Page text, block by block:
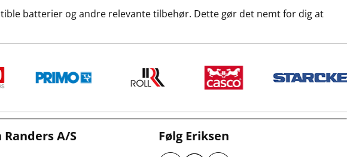
batterier og andre relevante tilbehør. Dette gør det nemt for dig at
Randers A/S Følg Eriksen